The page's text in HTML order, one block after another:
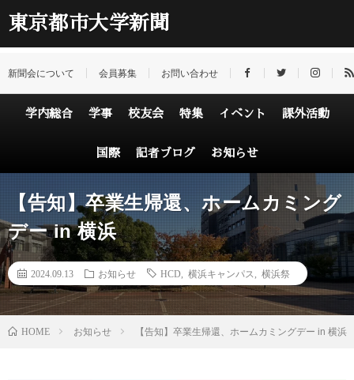
東京都市大学新聞
新聞会について 会員募集 お問い合わせ
学内総合 学事 校友会 特集 イベント 課外活動
国際 記者ブログ お知らせ
【告知】卒業生帰還、ホームカミング
デー in 横浜
2024.09.13 お知らせ HCD 横浜キャンパス 横浜祭
HOME お知らせ 【告知】卒業生帰還、ホームカミングデー in 横浜